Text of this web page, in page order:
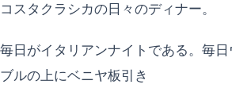
コスタクラシカの日々のディナー。
毎日がイタリアンナイトである。毎
ブルの上にベニヤ板引き